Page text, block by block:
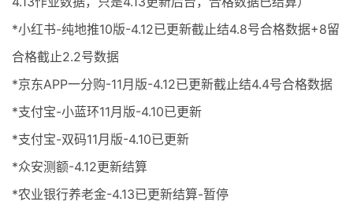
*小红书-纯地推10版-4.12已更新截止结4.8号合格数据+8留
合格截止2.2号数据
*京东APP一分购-11月版-4.12已更新截止结4.4号合格数据
*支付宝-小蓝环11月版-4.10已更新
*支付宝-双码11月版-4.10已更新
*众安测额-4.12更新结算
*农业银行养老金-4.13已更新结算-暂停